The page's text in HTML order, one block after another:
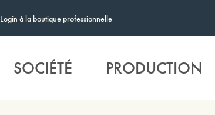
Login à la boutique professionnelle
SOCIÉTÉ PRODUCTION